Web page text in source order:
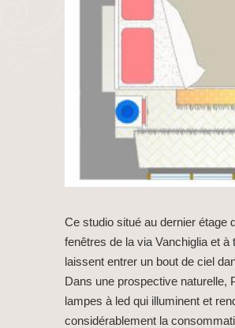
Ce studio situé au dernier étage
fenêtres de la via Vanchiglia et
laissent entrer un bout de ciel
Dans une prospective naturelle,
lampes à led qui illuminent et
considérablement la